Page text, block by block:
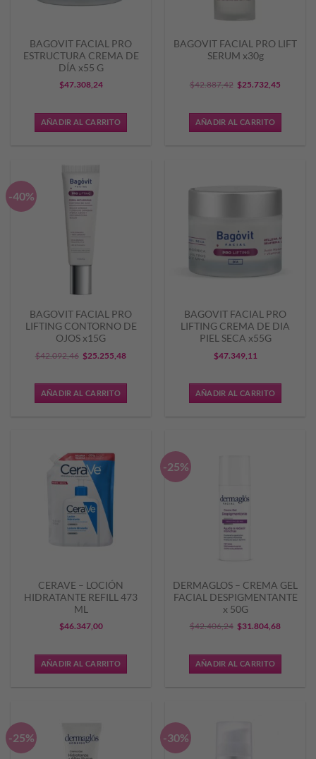
BAGOVIT FACIAL PRO
ESTRUCTURA CREMA DE
DÍA x55 G
$47.308,24
AÑADIR AL CARRITO
BAGOVIT FACIAL PRO LIFT
SERUM x30g
$42.887,42 El
original
era:
$25.732,45
es:
AÑADIR AL CARRITO
-40%
BAGOVIT FACIAL PRO
LIFTING CONTORNO DE
OJOS x15G
$42.092,46 El
original
era:
$25.255,48El
es:
AÑADIR AL CARRITO
BAGOVIT FACIAL PRO
LIFTING CREMA DE DIA
PIEL SECA x55G
$47.349,11
AÑADIR AL CARRITO
CERAVE – LOCIÓN
HIDRATANTE REFILL 473
ML
$46.347,00
AÑADIR AL CARRITO
-25%
DERMAGLOS – CREMA GEL
FACIAL DESPIGMENTANTE
x 50G
$42.406,24 El
original
era:
$31.804,68El
es:
AÑADIR AL CARRITO
-25% -30%